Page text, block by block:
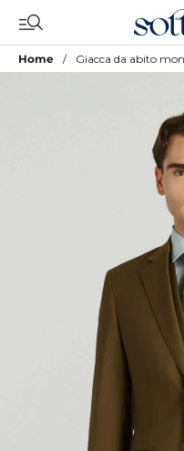
contenuto
Home Giacca da abito
Aggiungi a Lista